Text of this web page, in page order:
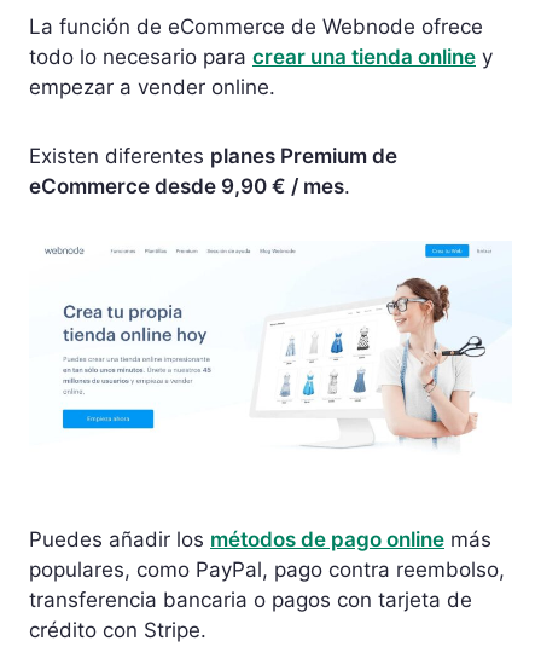
La función de eCommerce de Webnode ofrece
todo lo necesario para crear una tienda online y
empezar a vender online.
Existen diferentes planes Premium de
eCommerce desde 9,90 € / mes.
Puedes añadir los métodos de pago online más
populares, como PayPal, pago contra reembolso,
transferencia bancaria o pagos con tarjeta de
crédito con Stripe.